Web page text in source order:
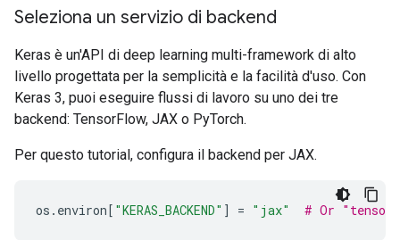
Seleziona un servizio di backend
Keras è un'API di deep learning multi-framework di alto
livello progettata per la semplicità e la facilità d'uso. Con
Keras 3, puoi eseguire flussi di lavoro su uno dei tre
backend: TensorFlow, JAX o PyTorch.
Per questo tutorial, configura il backend per JAX.
os . environ[ "KERAS_BACKEND" ] = "jax" # Or